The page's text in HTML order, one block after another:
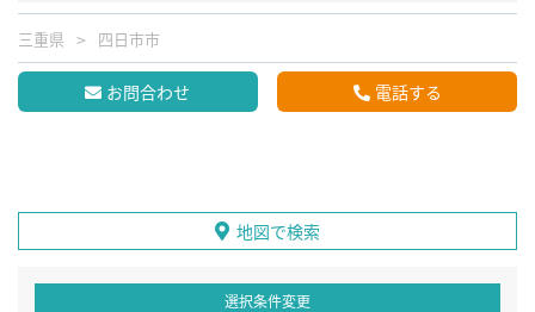
三重県 四日市市
お問合わせ 電話する
地図で検索
選択条件変更